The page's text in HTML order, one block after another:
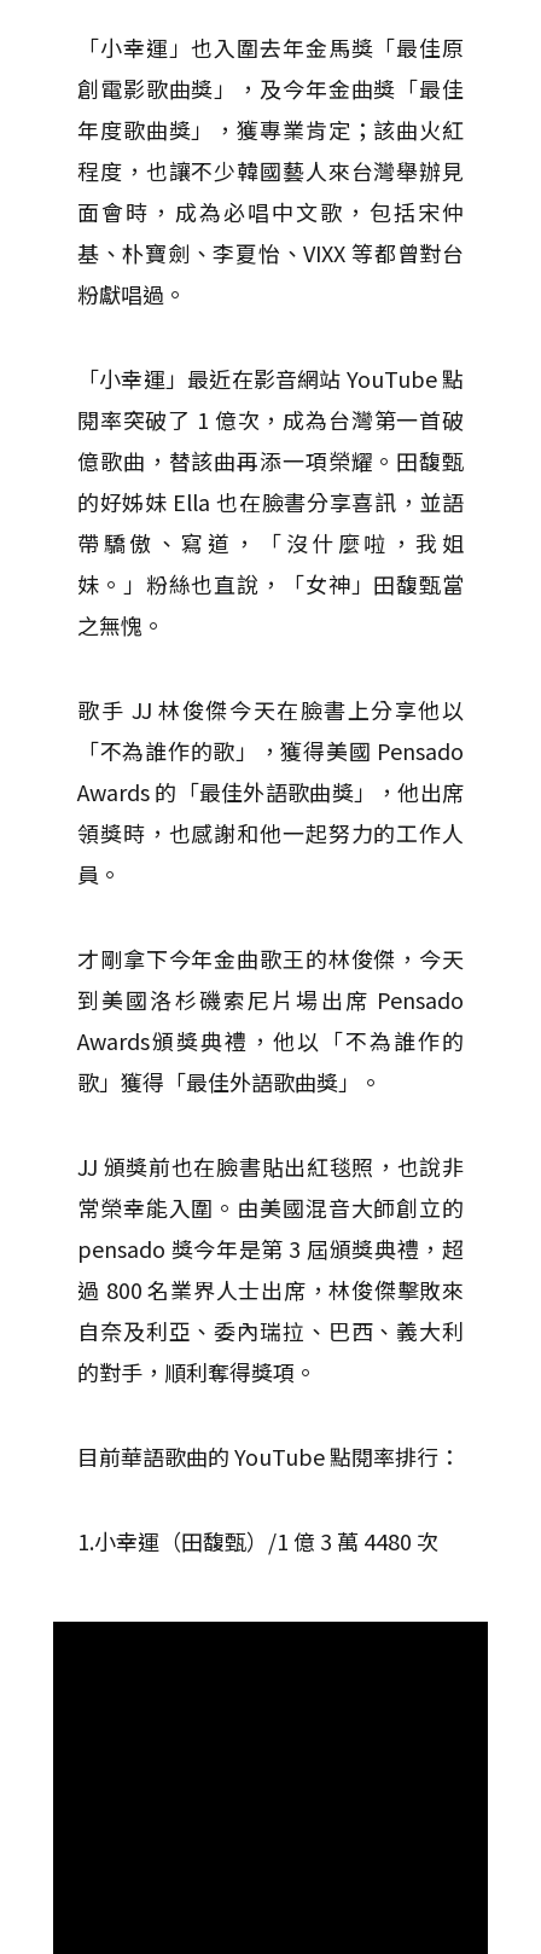
「小幸運」也入圍去年金馬獎「最佳原
創電影歌曲獎」，及今年金曲獎「最佳
年度歌曲獎」，獲專業肯定；該曲火紅
程度，也讓不少韓國藝人來台灣舉辦見
面會時，成為必唱中文歌，包括宋仲
基、朴寶劍、李夏怡、VIXX 等都曾對台
粉獻唱過。
「小幸運」最近在影音網站 YouTube 點
閱率突破了 1 億次，成為台灣第一首破
億歌曲，替該曲再添一項榮耀。田馥甄
的好姊妹 Ella 也在臉書分享喜訊，並語
帶驕傲、寫道，「沒什麼啦，我姐
妹。」粉絲也直說，「女神」田馥甄當
之無愧。
歌手 JJ 林俊傑今天在臉書上分享他以
「不為誰作的歌」，獲得美國 Pensado
Awards 的「最佳外語歌曲獎」，他出席
領獎時，也感謝和他一起努力的工作人
員。
才剛拿下今年金曲歌王的林俊傑，今天
到美國洛杉磯索尼片場出席 Pensado
Awards頒獎典禮，他以「不為誰作的
歌」獲得「最佳外語歌曲獎」。
JJ 頒獎前也在臉書貼出紅毯照，也說非
常榮幸能入圍。由美國混音大師創立的
pensado 獎今年是第 3 屆頒獎典禮，超
過 800 名業界人士出席，林俊傑擊敗來
自奈及利亞、委內瑞拉、巴西、義大利
的對手，順利奪得獎項。
目前華語歌曲的 YouTube 點閱率排行：
1.小幸運（田馥甄）/1 億 3 萬 4480 次